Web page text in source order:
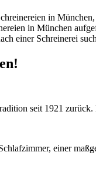
in
in München
einer Schreinerei
seit 1921
einer